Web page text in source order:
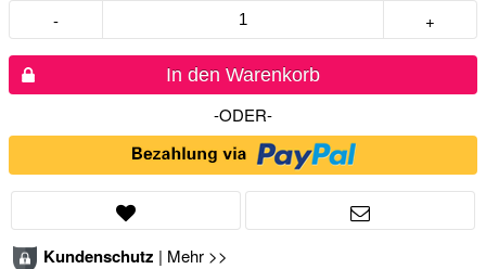
- +
In den Warenkorb
-ODER-
Kundenschutz | Mehr >>